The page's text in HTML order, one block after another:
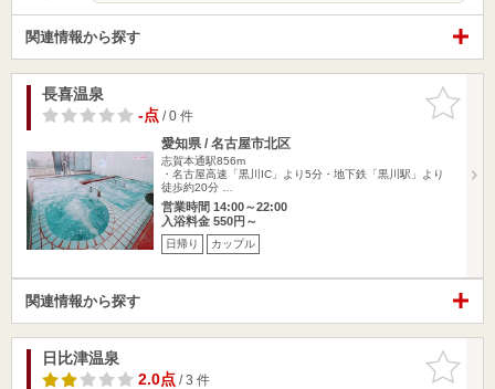
関連情報から探す
お気に入
りに追加
長喜温泉
-点/ 0 件
愛知県 / 名古屋市北区
志賀本通駅856m
・名古屋高速「黒川IC」より5分・地下鉄「黒川駅」より
徒歩約20分 …
営業時間 14:00～22:00
入浴料金 550円～
日帰り カップル
関連情報から探す
お気に入
りに追加
日比津温泉
2.0点/ 3 件